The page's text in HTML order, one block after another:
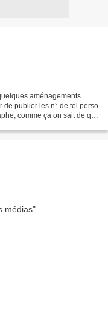
aménagements
de publier les n° de tel perso
comme ça on sait de qui